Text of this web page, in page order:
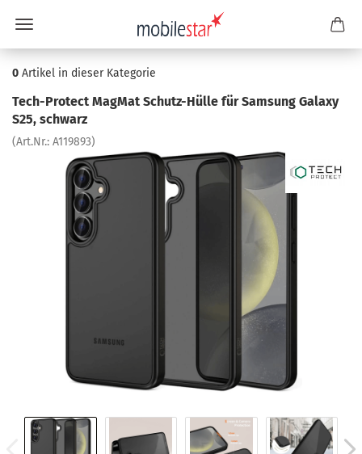
0 Artikel in dieser Kategorie
Tech-​Protect Mag­Mat Schutz-​Hülle für Sam­sung Ga­la­xy
S25, schwarz
(Art.Nr.: A119893)